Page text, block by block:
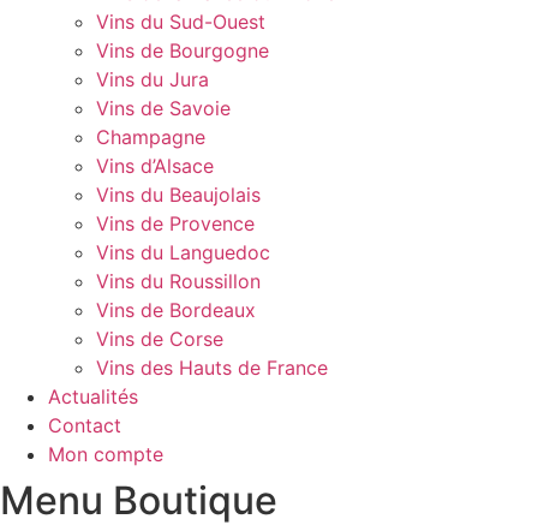
Vins du Sud-Ouest
Vins de Bourgogne
Vins du Jura
Vins de Savoie
Champagne
Vins d’Alsace
Vins du Beaujolais
Vins de Provence
Vins du Languedoc
Vins du Roussillon
Vins de Bordeaux
Vins de Corse
Vins des Hauts de France
Actualités
Contact
Mon compte
Menu Boutique